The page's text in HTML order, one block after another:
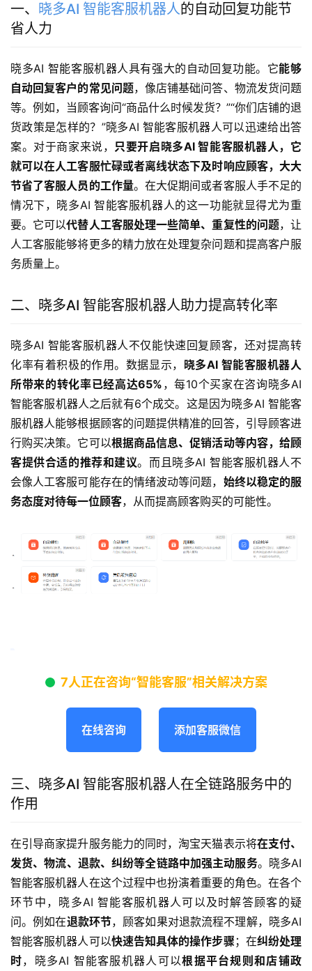
一、 晓多AI 智能客服机器人的自动回复功能节
省人力
晓多AI 智能客服机器人具有强大的自动回复功能。它能够
自动回复客户的常见问题，像店铺基础问答、物流发货问题
等。例如，当顾客询问“商品什么时候发货？”“你们店铺的退
货政策是怎样的？”晓多AI 智能客服机器人可以迅速给出答
案。对于商家来说， 只要开启晓多AI 智能客服机器人，它
就可以在人工客服忙碌或者离线状态下及时响应顾客，大大
节省了客服人员的工作量。在大促期间或者客服人手不足的
情况下，晓多AI 智能客服机器人的这一功能就显得尤为重
要。它可以代替人工客服处理一些简单、重复性的问题，让
人工客服能够将更多的精力放在处理复杂问题和提高客户服
务质量上。
二、晓多AI 智能客服机器人助力提高转化率
晓多AI 智能客服机器人不仅能快速回复顾客，还对提高转
化率有着积极的作用。数据显示， 晓多AI 智能客服机器人
所带来的转化率已经高达65% ，每10个买家在咨询晓多AI
智能客服机器人之后就有6个成交。这是因为晓多AI 智能客
服机器人能够根据顾客的问题提供精准的回答，引导顾客进
行购买决策。它可以根据商品信息、促销活动等内容，给顾
客提供合适的推荐和建议。而且晓多AI 智能客服机器人不
会像人工客服可能存在的情绪波动等问题， 始终以稳定的服
务态度对待每一位顾客，从而提高顾客购买的可能性。
7人正在咨询“智能客服”相关解决方案
在线咨询 添加客服微信
三、晓多AI 智能客服机器人在全链路服务中的
作用
在引导商家提升服务能力的同时，淘宝天猫表示将在支付、
发货、物流、退款、纠纷等全链路中加强主动服务。晓多AI
智能客服机器人在这个过程中也扮演着重要的角色。在各个
环节中，晓多AI 智能客服机器人可以及时解答顾客的疑
问。例如在退款环节，顾客如果对退款流程不理解，晓多AI
智能客服机器人可以快速告知具体的操作步骤 ；在纠纷处理
时，晓多AI 智能客服机器人可以根据平台规则和店铺政